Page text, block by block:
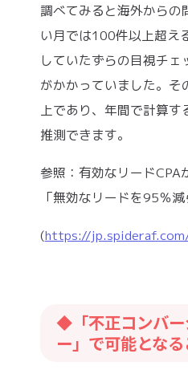
調べてみると海外からの
い月では100件以上超え
していたずらの目視チ
がかかっていました。
上であり、年間で計算
推測できます。
参照：有効なリード
「無効なリードを95％減
(https://
◆「不正コンバ
ー」で可能となる